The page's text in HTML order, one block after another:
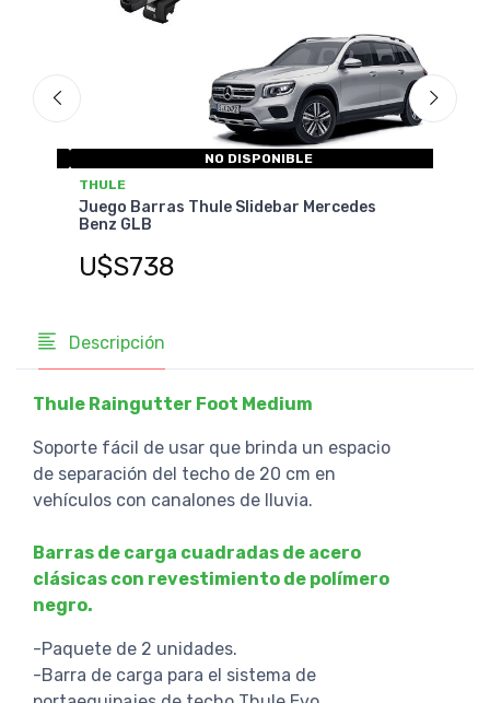
NO DISPONIBLE
THULE
Juego Barras Thule Slidebar Mercedes
Benz GLB
U$S738
Descripción
Thule Raingutter Foot Medium
Soporte fácil de usar que brinda un espacio
de separación del techo de 20 cm en
vehículos con canalones de lluvia.
Barras de carga cuadradas de acero
clásicas con revestimiento de polímero
negro.
-Paquete de 2 unidades.
-Barra de carga para el sistema de